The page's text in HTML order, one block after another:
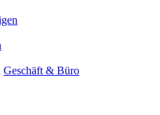
Geschäft & Büro